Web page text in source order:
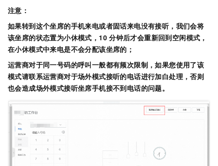
注意：
如果转到这个坐席的手机来电或者固话来电没有接听，我们会将
该坐席的状态置为小休模式，10 分钟后才会重新回到空闲模式，
在小休模式中来电是不会分配该坐席的；
运营商对于同一号码的呼叫一般都有频次限制，如果您使用了该
模式请联系运营商对于场外模式接听的电话进行加白处理，否则
也会造成场外模式接听坐席手机接不到电话的问题。